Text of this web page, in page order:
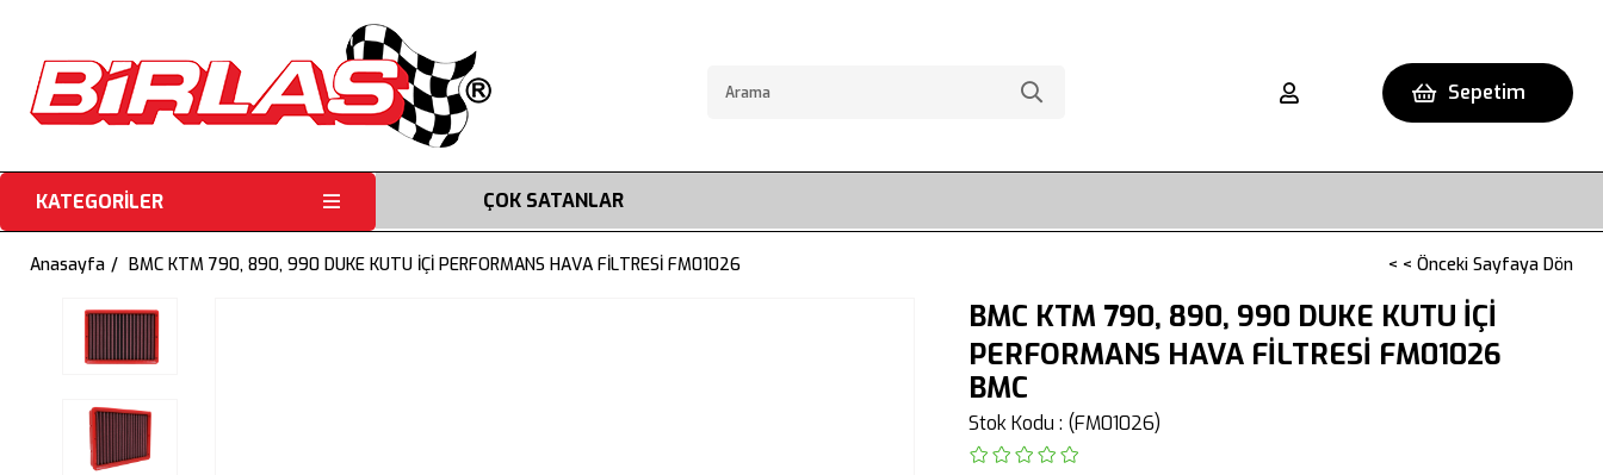
Sepetim
KATEGORİLER ÇOK SATANLAR
Anasayfa BMC KTM 790, 890, 990 DUKE KUTU İÇİ PERFORMANS HAVA FİLTRESİ FM01026 < < Önceki Sayfaya Dön
BMC KTM 790, 890, 990 DUKE KUTU İÇİ
PERFORMANS HAVA FİLTRESİ FM01026
BMC
Stok Kodu (FM01026)